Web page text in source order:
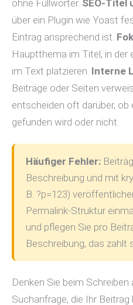
ohne Füllwörter. SEO-Titel
über ein Plugin wie Yoast
Eintrag ansprechend ist.
Hauptthema im Titel, in der
im Text platzieren. Interne
Beiträge oder Seiten
entscheiden oft darüber, ob
gefunden wird oder nicht.
Häufiger Fehler:
Beschreibung und mit
B. ?p=123)
Permalink-Struktur
und pflegen Sie pro
Beschreibung, das zahlt
Denken Sie beim Schreiben
Suchanfrage, die Ihr